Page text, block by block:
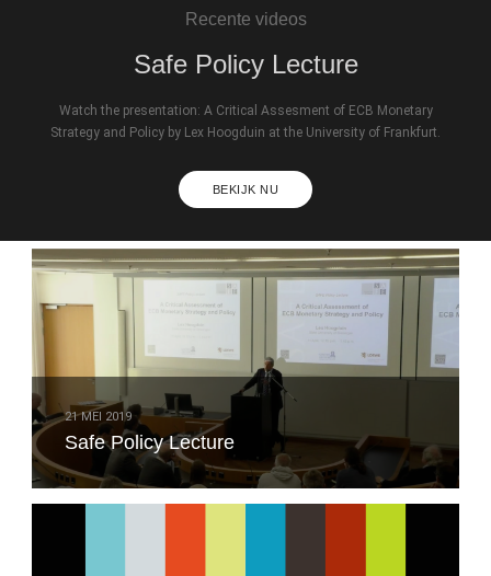
Recente videos
Safe Policy Lecture
Watch the presentation: A Critical Assesment of ECB Monetary
Strategy and Policy by Lex Hoogduin at the University of Frankfurt.
BEKIJK NU
21 MEI 2019
Safe Policy Lecture